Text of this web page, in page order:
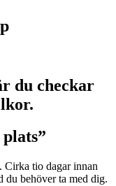
du checkar
Cirka tio dagar innan
du behöver ta med dig.